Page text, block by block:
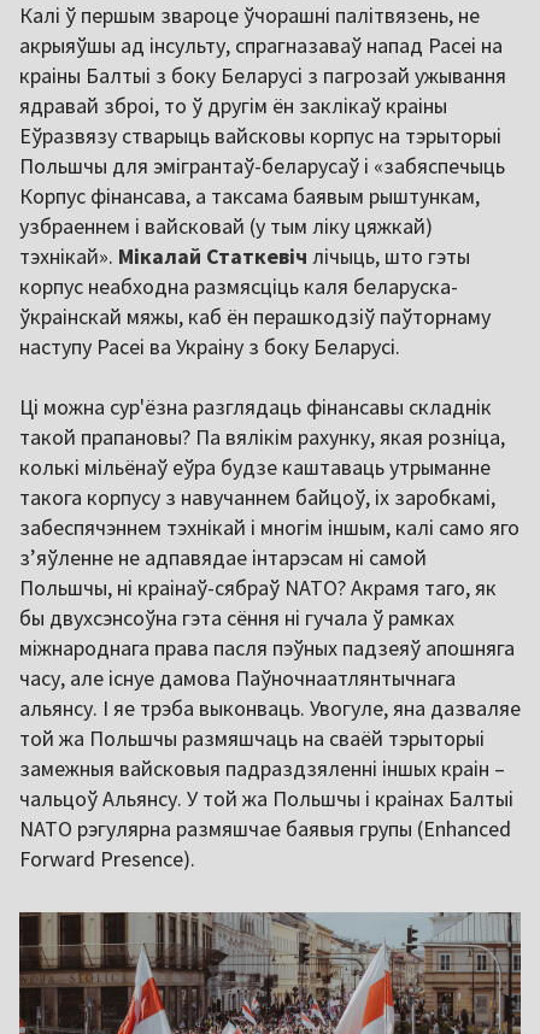
Калі ў першым звароце ўчорашні палітвязень, не
акрыяўшы ад інсульту, спрагназаваў напад Расеі на
краіны Балтыі з боку Беларусі з пагрозай ужывання
ядравай зброі, то ў другім ён заклікаў краіны
Еўразвязу стварыць вайсковы корпус на тэрыторыі
Польшчы для эмігрантаў-беларусаў і «забяспечыць
Корпус фінансава, а таксама баявым рыштункам,
узбраеннем і вайсковай (у тым ліку цяжкай)
тэхнікай». Мікалай Статкевіч лічыць, што гэты
корпус неабходна размясціць каля беларуска-
ўкраінскай мяжы, каб ён перашкодзіў паўторнаму
наступу Расеі ва Украіну з боку Беларусі.
Ці можна сур'ёзна разглядаць фінансавы складнік
такой прапановы? Па вялікім рахунку, якая розніца,
колькі мільёнаў еўра будзе каштаваць утрыманне
такога корпусу з навучаннем байцоў, іх заробкамі,
забеспячэннем тэхнікай і многім іншым, калі само яго
зʼяўленне не адпавядае інтарэсам ні самой
Польшчы, ні краінаў-сябраў NATO? Акрамя таго, як
бы двухсэнсоўна гэта сёння ні гучала ў рамках
міжнароднага права пасля пэўных падзеяў апошняга
часу, але існуе дамова Паўночнаатлянтычнага
альянсу. І яе трэба выконваць. Увогуле, яна дазваляе
той жа Польшчы размяшчаць на сваёй тэрыторыі
замежныя вайсковыя падраздзяленні іншых краін –
чальцоў Альянсу. У той жа Польшчы і краінах Балтыі
NATO рэгулярна размяшчае баявыя групы (Enhanced
Forward Presence).